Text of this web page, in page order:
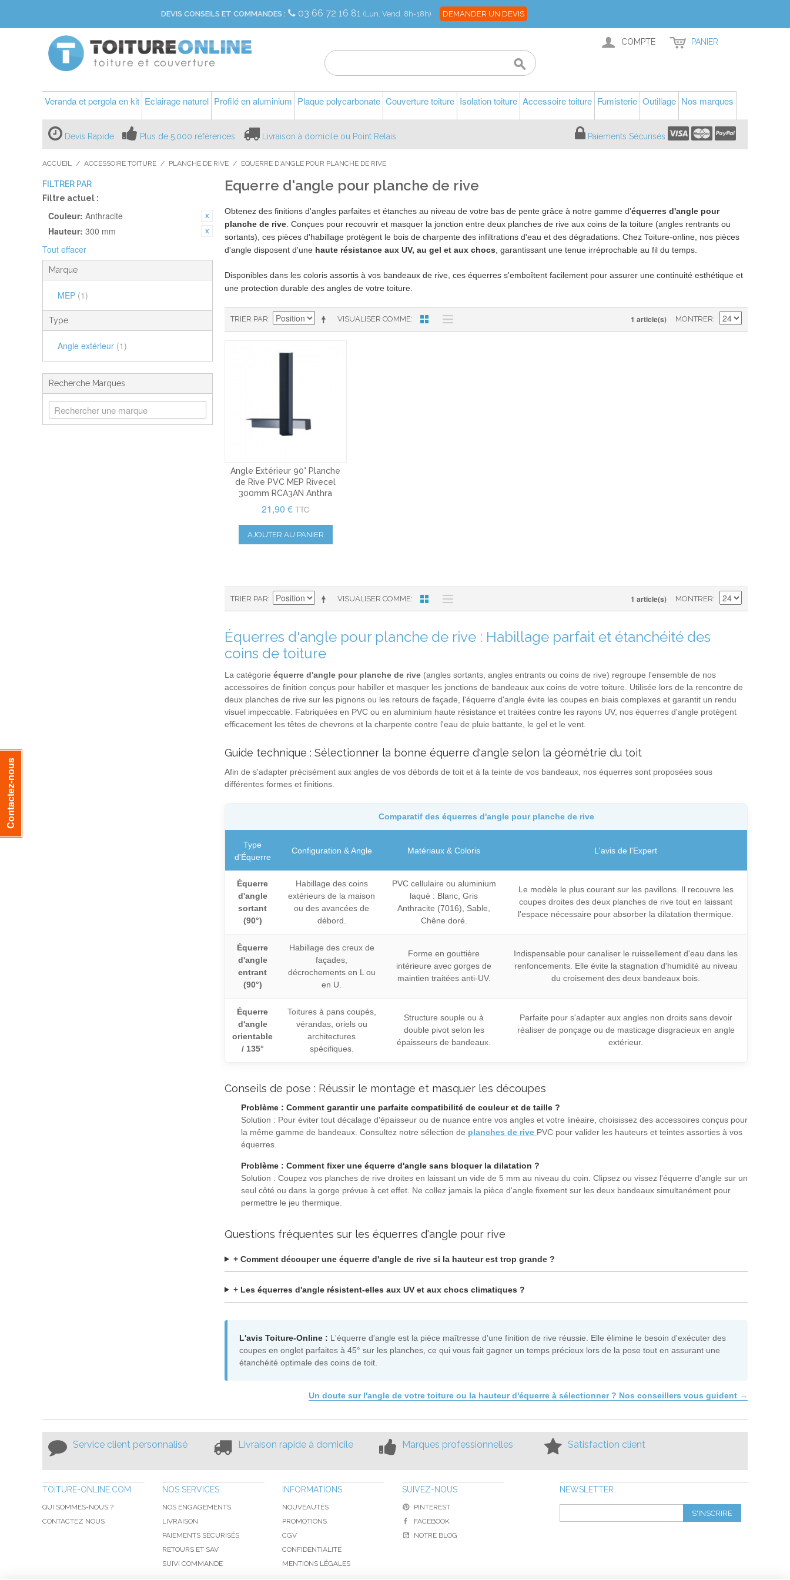
DEVIS CONSEILS ET COMMANDES : 03 66 72 16 81 (Lun. Vend. 8h-18h) DEMANDER UN DEVIS
COMPTE PANIER
Veranda et pergola en kit Eclairage naturel Profilé en aluminium Plaque polycarbonate Couverture toiture Isolation toiture Accessoire toiture Fumisterie Outillage Nos marques
Devis Rapide Plus de 5.000 références Livraison à domicile ou Point Relais Paiements Sécurisés
ACCUEIL / ACCESSOIRE TOITURE / PLANCHE DE RIVE / EQUERRE D'ANGLE POUR PLANCHE DE RIVE
Equerre d'angle pour planche de rive
Obtenez des finitions d'angles parfaites et étanches au niveau de votre bas de pente grâce à notre gamme d'équerres d'angle pour
planche de rive . Conçues pour recouvrir et masquer la jonction entre deux planches de rive aux coins de la toiture (angles rentrants ou
sortants), ces pièces d'habillage protègent le bois de charpente des infiltrations d'eau et des dégradations. Chez Toiture-online, nos pièces
d'angle disposent d'une haute résistance aux UV, au gel et aux chocs , garantissant une tenue irréprochable au fil du temps.
Disponibles dans les coloris assortis à vos bandeaux de rive, ces équerres s'emboîtent facilement pour assurer une continuité esthétique et
une protection durable des angles de votre toiture.
VISUALISER COMME
TRIER PAR 1 article(s) MONTRER
Angle Extérieur 90° Planche
de Rive PVC MEP Rivecel
300mm RCA3AN Anthra
21,90 € TTC
AJOUTER AU PANIER
VISUALISER COMME
TRIER PAR 1 article(s) MONTRER
Équerres d'angle pour planche de rive : Habillage parfait et étanchéité des
coins de toiture
La catégorie équerre d'angle pour planche de rive (angles sortants, angles entrants ou coins de rive) regroupe l'ensemble de nos
accessoires de finition conçus pour habiller et masquer les jonctions de bandeaux aux coins de votre toiture. Utilisée lors de la rencontre de
deux planches de rive sur les pignons ou les retours de façade, l'équerre d'angle évite les coupes en biais complexes et garantit un rendu
visuel impeccable. Fabriquées en PVC ou en aluminium haute résistance et traitées contre les rayons UV, nos équerres d'angle protègent
efficacement les têtes de chevrons et la charpente contre l'eau de pluie battante, le gel et le vent.
Guide technique : Sélectionner la bonne équerre d'angle selon la géométrie du toit
Afin de s'adapter précisément aux angles de vos débords de toit et à la teinte de vos bandeaux, nos équerres sont proposées sous
différentes formes et finitions.
Comparatif des équerres d'angle pour planche de rive
Type
d'Équerre
Configuration & Angle Matériaux & Coloris L'avis de l'Expert
Équerre
d'angle
sortant
(90°)
Habillage des coins
extérieurs de la maison
ou des avancées de
débord.
PVC cellulaire ou aluminium
laqué : Blanc, Gris
Anthracite (7016), Sable,
Chêne doré.
Le modèle le plus courant sur les pavillons. Il recouvre les
coupes droites des deux planches de rive tout en laissant
l'espace nécessaire pour absorber la dilatation thermique.
Équerre
d'angle
entrant
(90°)
Habillage des creux de
façades,
décrochements en L ou
en U.
Forme en gouttière
intérieure avec gorges de
maintien traitées anti-UV.
Indispensable pour canaliser le ruissellement d'eau dans les
renfoncements. Elle évite la stagnation d'humidité au niveau
du croisement des deux bandeaux bois.
Équerre
d'angle
orientable
/ 135°
Toitures à pans coupés,
vérandas, oriels ou
architectures
spécifiques.
Structure souple ou à
double pivot selon les
épaisseurs de bandeaux.
Parfaite pour s'adapter aux angles non droits sans devoir
réaliser de ponçage ou de masticage disgracieux en angle
extérieur.
Conseils de pose : Réussir le montage et masquer les découpes
Problème : Comment garantir une parfaite compatibilité de couleur et de taille ?
Solution : Pour éviter tout décalage d'épaisseur ou de nuance entre vos angles et votre linéaire, choisissez des accessoires conçus pour
la même gamme de bandeaux. Consultez notre sélection de planches de rive PVC pour valider les hauteurs et teintes assorties à vos
équerres.
Problème : Comment fixer une équerre d'angle sans bloquer la dilatation ?
Solution : Coupez vos planches de rive droites en laissant un vide de 5 mm au niveau du coin. Clipsez ou vissez l'équerre d'angle sur un
seul côté ou dans la gorge prévue à cet effet. Ne collez jamais la pièce d'angle fixement sur les deux bandeaux simultanément pour
permettre le jeu thermique.
Questions fréquentes sur les équerres d'angle pour rive
+ Comment découper une équerre d'angle de rive si la hauteur est trop grande ?
+ Les équerres d'angle résistent-elles aux UV et aux chocs climatiques ?
L'avis Toiture-Online : L'équerre d'angle est la pièce maîtresse d'une finition de rive réussie. Elle élimine le besoin d'exécuter des
coupes en onglet parfaites à 45° sur les planches, ce qui vous fait gagner un temps précieux lors de la pose tout en assurant une
étanchéité optimale des coins de toit.
Un doute sur l'angle de votre toiture ou la hauteur d'équerre à sélectionner ? Nos conseillers vous guident →
FILTRER PAR
Filtre actuel :
Couleur: Anthracite
Hauteur: 300 mm
Tout effacer
Marque
MEP (1)
Type
Angle extérieur (1)
Recherche Marques
Service client personnalisé Livraison rapide à domicile Marques professionnelles Satisfaction client
NEWSLETTER
S'INSCRIRE
TOITURE-ONLINE.COM
QUI SOMMES-NOUS ?
CONTACTEZ NOUS
NOS SERVICES
NOS ENGAGEMENTS
LIVRAISON
PAIEMENTS SÉCURISÉS
RETOURS ET SAV
SUIVI COMMANDE
INFORMATIONS
NOUVEAUTÉS
PROMOTIONS
CGV
CONFIDENTIALITÉ
MENTIONS LÉGALES
SUIVEZ-NOUS
PINTEREST
FACEBOOK
NOTRE BLOG
Contactez-nous